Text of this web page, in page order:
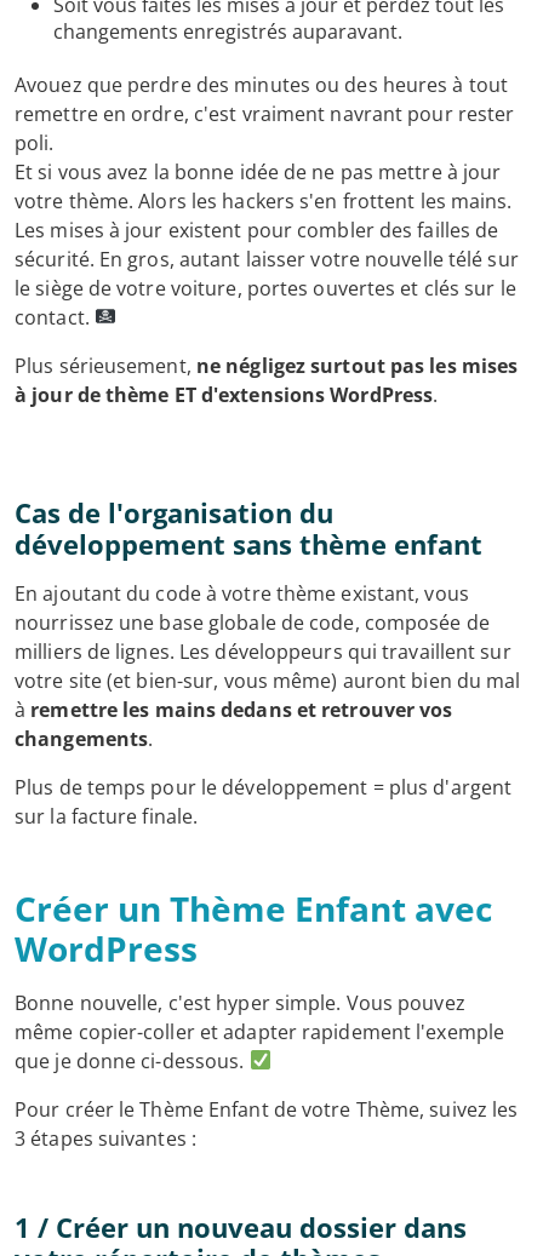
changements enregistrés auparavant.
Avouez que perdre des minutes ou des heures à tout
remettre en ordre, c'est vraiment navrant pour rester
poli.
Et si vous avez la bonne idée de ne pas mettre à jour
votre thème. Alors les hackers s'en frottent les mains.
Les mises à jour existent pour combler des failles de
sécurité. En gros, autant laisser votre nouvelle télé sur
le siège de votre voiture, portes ouvertes et clés sur le
contact.
Plus sérieusement, ne négligez surtout pas les mises
à jour de thème ET d'extensions WordPress.
Cas de l'organisation du
développement sans thème enfant
En ajoutant du code à votre thème existant, vous
nourrissez une base globale de code, composée de
milliers de lignes. Les développeurs qui travaillent sur
votre site (et bien-sur, vous même) auront bien du mal
à remettre les mains dedans et retrouver vos
changements.
Plus de temps pour le développement = plus d'argent
sur la facture finale.
Créer un Thème Enfant avec
WordPress
Bonne nouvelle, c'est hyper simple. Vous pouvez
même copier-coller et adapter rapidement l'exemple
que je donne ci-dessous.
Pour créer le Thème Enfant de votre Thème, suivez les
3 étapes suivantes :
1 / Créer un nouveau dossier dans